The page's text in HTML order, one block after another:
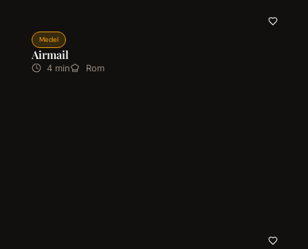
Medel
Airmail
4 min Rom